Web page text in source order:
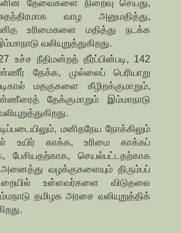
தேவைகளை நிறைவு செய்து,
வாழ அனுமதித்து,
உரிமைகளை மதித்து நடக்க
வலியுறுத்துகிறது.
27 உச்ச நீதிமன்றத் தீர்ப்பின்படி, 142
தேக்க, முல்லைப் பெரியாறு
மதகுகளை கீழிறக்குமாறும்,
தேக்குமாறும் இம்மாநாடு
மனிதநேய நோக்கிலும்
உயிர் காக்க, உரிமை காக்கப்
பேசியதற்காக, செயல்பட்டதற்காக
வழக்குகளையும் திரும்பப்
உள்ளவர்களை விடுதலை
தமிழக அரசை வலியுறுத்திக்